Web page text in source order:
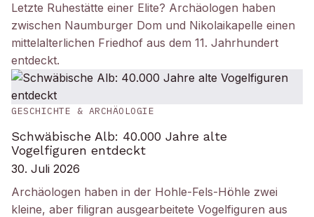
Letzte Ruhestätte einer Elite? Archäologen haben
zwischen Naumburger Dom und Nikolaikapelle einen
mittelalterlichen Friedhof aus dem 11. Jahrhundert
entdeckt.
GESCHICHTE & ARCHÄOLOGIE
Schwäbische Alb: 40.000 Jahre alte
Vogelfiguren entdeckt
30. Juli 2026
Archäologen haben in der Hohle-Fels-Höhle zwei
kleine, aber filigran ausgearbeitete Vogelfiguren aus